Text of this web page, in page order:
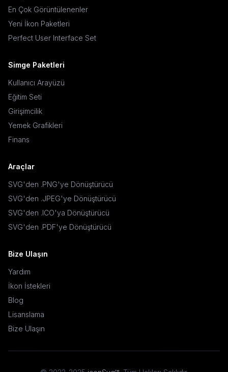
En Çok Görüntülenenler
Yeni İkon Paketleri
Perfect User Interface Set
Simge Paketleri
Kullanıcı Arayüzü
Eğitim Seti
Girişimcilik
Yemek Grafikleri
Finans
Araçlar
SVG'den .PNG'ye Dönüştürücü
SVG'den .JPEG'ye Dönüştürücü
SVG'den .ICO'ya Dönüştürücü
SVG'den .PDF'ye Dönüştürücü
Bize Ulaşın
Yardım
İkon İstekleri
Blog
Lisanslama
Bize Ulaşın